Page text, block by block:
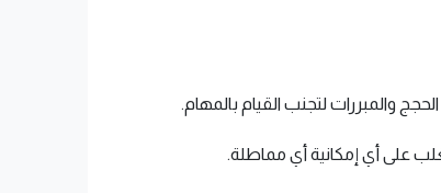
والمبررات لتجنب القيام بالمهام.
على أي إمكانية أي مماطلة.